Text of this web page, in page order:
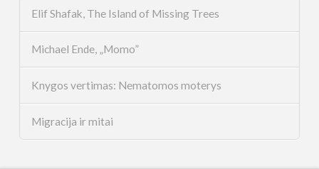
Elif Shafak, The Island of Missing Trees
Michael Ende, „Momo”
Knygos vertimas: Nematomos moterys
Migracija ir mitai